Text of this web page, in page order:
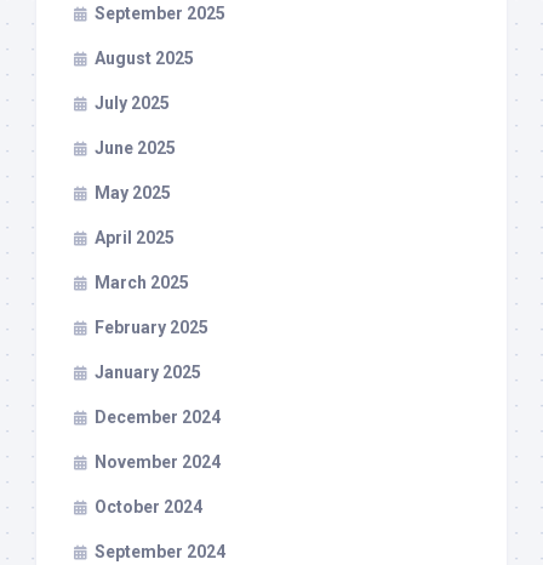
September 2025
August 2025
July 2025
June 2025
May 2025
April 2025
March 2025
February 2025
January 2025
December 2024
November 2024
October 2024
September 2024